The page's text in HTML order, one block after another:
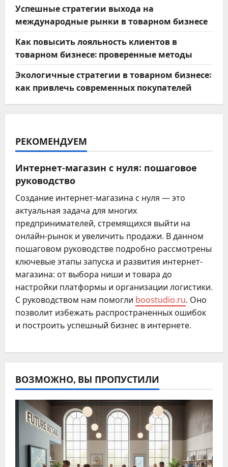
Успешные стратегии выхода на
международные рынки в товарном бизнесе
Как повысить лояльность клиентов в
товарном бизнесе: проверенные методы
Экологичные стратегии в товарном бизнесе:
как привлечь современных покупателей
РЕКОМЕНДУЕМ
Интернет-магазин с нуля: пошаговое
руководство
Создание интернет-магазина с нуля — это
актуальная задача для многих
предпринимателей, стремящихся выйти на
онлайн-рынок и увеличить продажи. В данном
пошаговом руководстве подробно рассмотрены
ключевые этапы запуска и развития интернет-
магазина: от выбора ниши и товара до
настройки платформы и организации логистики.
С руководством нам помогли boostudio.ru. Оно
позволит избежать распространенных ошибок
и построить успешный бизнес в интернете.
ВОЗМОЖНО, ВЫ ПРОПУСТИЛИ